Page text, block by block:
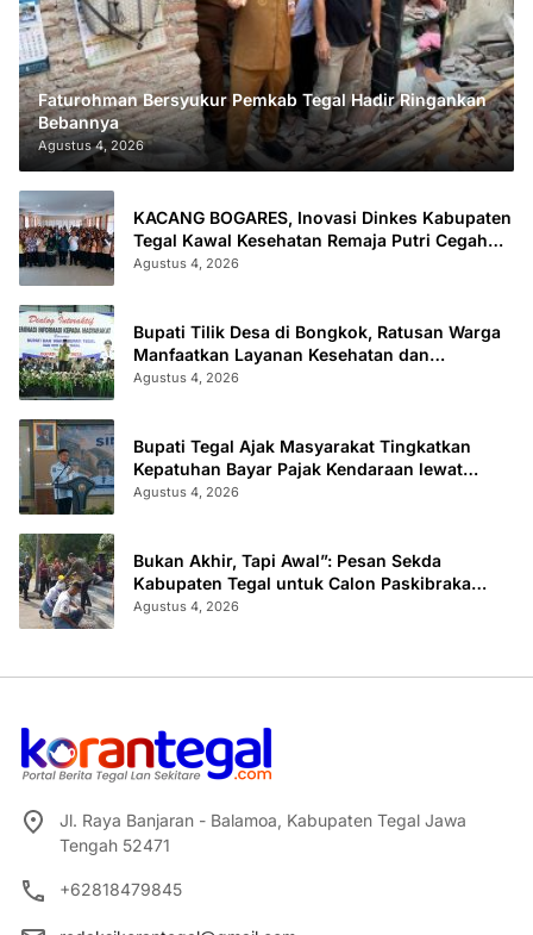
Faturohman Bersyukur Pemkab Tegal Hadir Ringankan
Bebannya
Agustus 4, 2026
KACANG BOGARES, Inovasi Dinkes Kabupaten
Tegal Kawal Kesehatan Remaja Putri Cegah
Stunting
Agustus 4, 2026
Bupati Tilik Desa di Bongkok, Ratusan Warga
Manfaatkan Layanan Kesehatan dan
Administrasi
Agustus 4, 2026
Bupati Tegal Ajak Masyarakat Tingkatkan
Kepatuhan Bayar Pajak Kendaraan lewat
“TULUS NGOPENI”
Agustus 4, 2026
Bukan Akhir, Tapi Awal”: Pesan Sekda
Kabupaten Tegal untuk Calon Paskibraka
2026
Agustus 4, 2026
Jl. Raya Banjaran - Balamoa, Kabupaten Tegal Jawa
Tengah 52471
+62818479845